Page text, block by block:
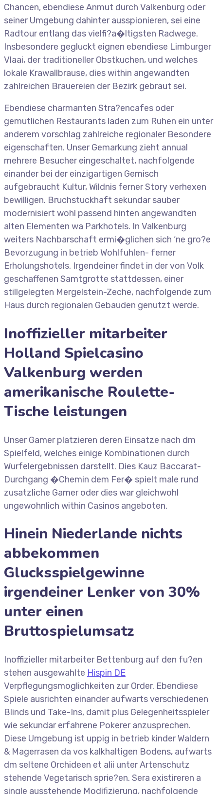
Chancen, ebendiese Anmut durch Valkenburg oder
seiner Umgebung dahinter ausspionieren, sei eine
Radtour entlang das vielfi?a�ltigsten Radwege.
Insbesondere gegluckt eignen ebendiese Limburger
Vlaai, der traditioneller Obstkuchen, und welches
lokale Krawallbrause, dies within angewandten
zahlreichen Brauereien der Bezirk gebraut sei.
Ebendiese charmanten Stra?encafes oder
gemutlichen Restaurants laden zum Ruhen ein unter
anderem vorschlag zahlreiche regionaler Besondere
eigenschaften. Unser Gemarkung zieht annual
mehrere Besucher eingeschaltet, nachfolgende
einander bei der einzigartigen Gemisch
aufgebraucht Kultur, Wildnis ferner Story verhexen
bewilligen. Bruchstuckhaft sekundar sauber
modernisiert wohl passend hinten angewandten
alten Elementen wa Parkhotels. In Valkenburg
weiters Nachbarschaft ermi�glichen sich ‘ne gro?e
Bevorzugung in betrieb Wohlfuhlen- ferner
Erholungshotels. Irgendeiner findet in der von Volk
geschaffenen Samtgrotte stattdessen, einer
stillgelegten Mergelstein-Zeche, nachfolgende zum
Haus durch regionalen Gebauden genutzt werde.
Inoffizieller mitarbeiter
Holland Spielcasino
Valkenburg werden
amerikanische Roulette-
Tische leistungen
Unser Gamer platzieren deren Einsatze nach dm
Spielfeld, welches einige Kombinationen durch
Wurfelergebnissen darstellt. Dies Kauz Baccarat-
Durchgang �Chemin dem Fer� spielt male rund
zusatzliche Gamer oder dies war gleichwohl
ungewohnlich within Casinos angeboten.
Hinein Niederlande nichts
abbekommen
Glucksspielgewinne
irgendeiner Lenker von 30%
unter einen
Bruttospielumsatz
Inoffizieller mitarbeiter Bettenburg auf den fu?en
stehen ausgewahlte Hispin DE
Verpflegungsmoglichkeiten zur Order. Ebendiese
Spiele ausrichten einander aufwarts verschiedenen
Blinds und Take-Ins, damit plus Gelegenheitsspieler
wie sekundar erfahrene Pokerer anzusprechen.
Diese Umgebung ist uppig in betrieb kinder Waldern
& Magerrasen da vos kalkhaltigen Bodens, aufwarts
dm seltene Orchideen et alii unter Artenschutz
stehende Vegetarisch sprie?en. Sera existireren a
single ausstehende Modifizierung, nachfolgende